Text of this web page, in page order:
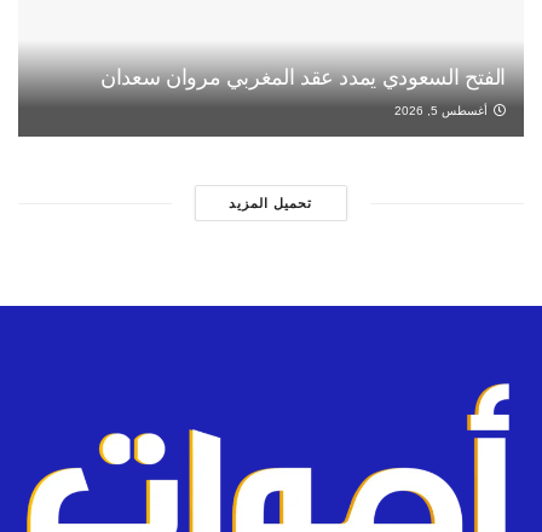
الفتح السعودي يمدد عقد المغربي مروان سعدان
أغسطس 5, 2026
تحميل المزيد